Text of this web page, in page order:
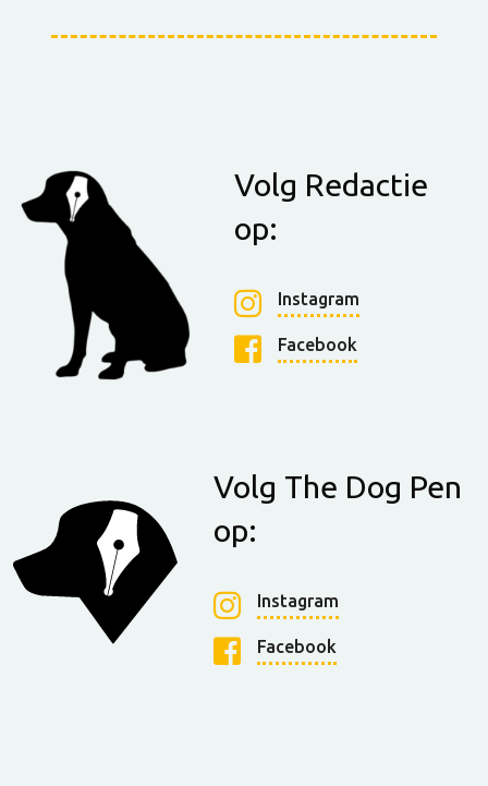
Volg Redactie
op:
Instagram
Facebook
Volg The Dog Pen
op:
Instagram
Facebook